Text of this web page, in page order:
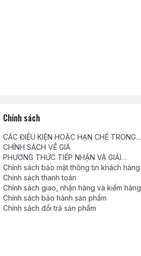
Chính sách
CÁC ĐIỀU KIỆN HOẶC HẠN CHẾ TRONG
VIỆC CUNG CẤP HÀNG HÓA, DỊCH VỤ
CHÍNH SÁCH VỀ GIÁ
PHƯƠNG THỨC TIẾP NHẬN VÀ GIẢI
QUYẾT PHẢN ÁNH, YÊU CẦU, KHIẾU NẠI
Chính sách bảo mật thông tin khách hàng
Chính sách thanh toán
Chính sách giao, nhận hàng và kiểm hàng
Chính sách bảo hành sản phẩm
Chính sách đổi trả sản phẩm